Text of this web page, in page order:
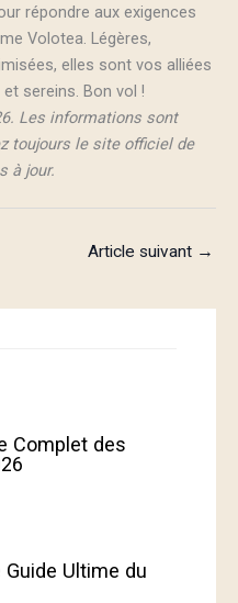
répondre aux exigences
Volotea. Légères,
elles sont vos alliées
sereins. Bon vol !
Les informations sont
toujours le site officiel de
à jour.
Article suivant →
Complet des
Guide Ultime du